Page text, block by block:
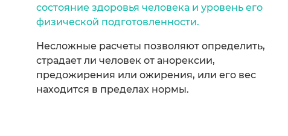
состояние здоровья человека и уровень его
физической подготовленности.
Несложные расчеты позволяют определить,
страдает ли человек от анорексии,
предожирения или ожирения, или его вес
находится в пределах нормы.